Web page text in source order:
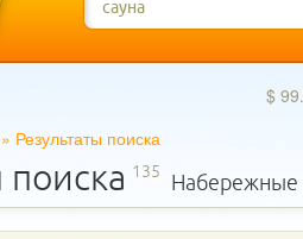
$
» Результаты поиска
поиска 135 Набережные